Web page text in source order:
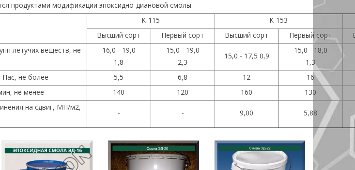
продуктами модификации эпоксидно-диановой смолы.
К-115
К-153
Высший сорт
Первый сорт Высший сорт Первый сорт
летучих веществ, не
16,0 - 19,0
1,8
15,0 - 19,0
2,3
15,0 - 17,5 0,9
15,0 - 18,0
1,3
Пас, не более
5,5 6,8 12
16
не менее 140 120 160
130
на сдвиг, МН/м2,
- - 9,00 5,88